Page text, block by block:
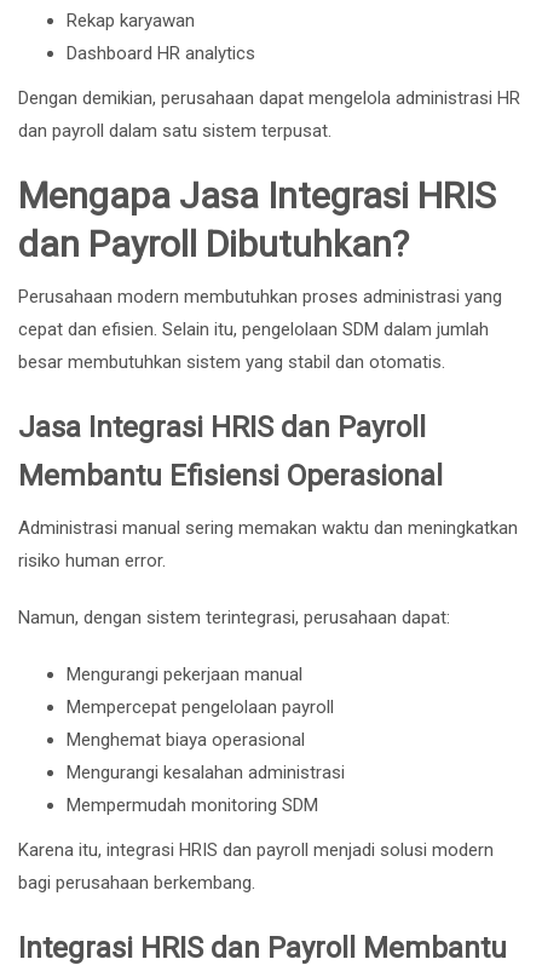
Rekap karyawan
Dashboard HR analytics
Dengan demikian, perusahaan dapat mengelola administrasi HR
dan payroll dalam satu sistem terpusat.
Mengapa Jasa Integrasi HRIS
dan Payroll Dibutuhkan?
Perusahaan modern membutuhkan proses administrasi yang
cepat dan efisien. Selain itu, pengelolaan SDM dalam jumlah
besar membutuhkan sistem yang stabil dan otomatis.
Jasa Integrasi HRIS dan Payroll
Membantu Efisiensi Operasional
Administrasi manual sering memakan waktu dan meningkatkan
risiko human error.
Namun, dengan sistem terintegrasi, perusahaan dapat:
Mengurangi pekerjaan manual
Mempercepat pengelolaan payroll
Menghemat biaya operasional
Mengurangi kesalahan administrasi
Mempermudah monitoring SDM
Karena itu, integrasi HRIS dan payroll menjadi solusi modern
bagi perusahaan berkembang.
Integrasi HRIS dan Payroll Membantu